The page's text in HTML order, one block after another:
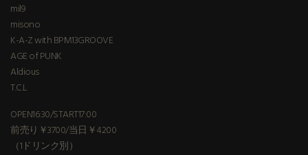
mil9
misono
K-A-Z with BPM13GROOVE
AGE of PUNK
Aldious
T.C.L
OPEN16:30/START17:00
前売り￥3700/当日￥4200
（1ドリンク別）